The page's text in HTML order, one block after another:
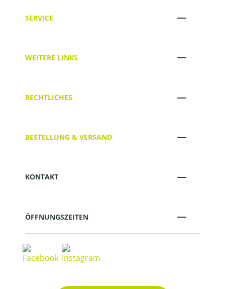
SERVICE
WEITERE LINKS
RECHTLICHES
BESTELLUNG & VERSAND
KONTAKT
ÖFFNUNGSZEITEN